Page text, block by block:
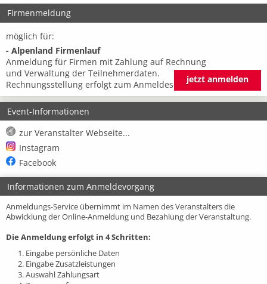
Firmenmeldung
möglich für:
- Alpenland Firmenlauf
Anmeldung für Firmen mit Zahlung auf Rechnung
und Verwaltung der Teilnehmerdaten.
Rechnungsstellung erfolgt zum Anmeldeschlussjetzt anmelden
Event-Informationen
zur Veranstalter Webseite...
Instagram
Facebook
Informationen zum Anmeldevorgang
Anmeldungs-Service übernimmt im Namen des Veranstalters die
Abwicklung der Online-Anmeldung und Bezahlung der Veranstaltung.
Die Anmeldung erfolgt in 4 Schritten:
1. Eingabe persönliche Daten
2. Eingabe Zusatzleistungen
3. Auswahl Zahlungsart